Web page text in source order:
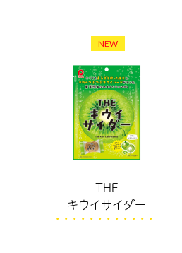
NEW
THE
キウイサイダー